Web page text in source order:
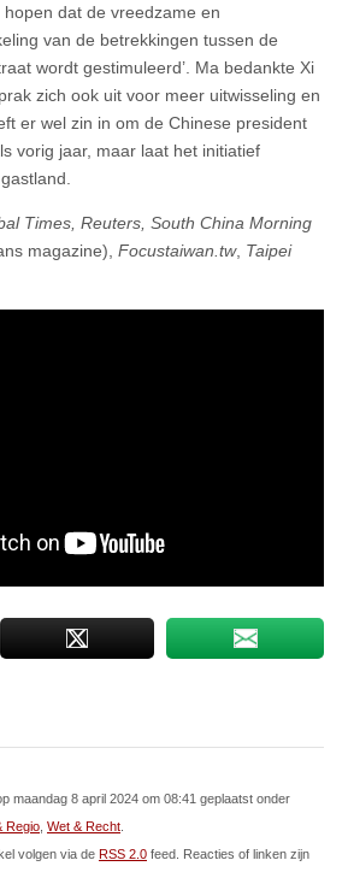
hopen dat de vreedzame en
van de betrekkingen tussen de
wordt gestimuleerd’. Ma bedankte Xi
zich ook uit voor meer uitwisseling en
er wel zin in om de Chinese president
vorig jaar, maar laat het initiatief
Times, Reuters, South China Morning
magazine), Focustaiwan.tw, Taipei
maandag 8 april 2024 om 08:41 geplaatst onder
Regio Wet & Recht
volgen via de RSS 2.0 feed. Reacties of linken zijn